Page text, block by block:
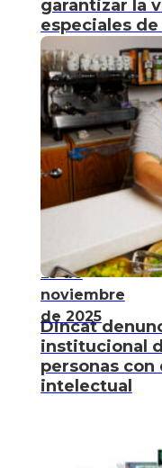
garantizar la
especiales
25 de
noviembre
de 2025
Dincat
institucional
personas
intelectual